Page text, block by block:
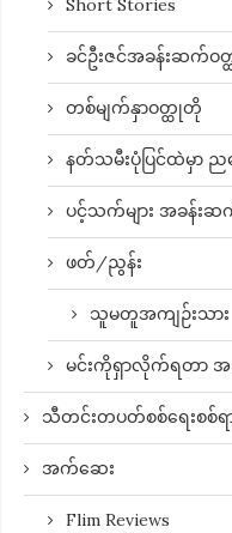
Short Stories
ခင်ဦးဇင်အခန်းဆက်ဝ
တစ်မျက်နှာဝတ္ထုတို
နတ်သမီးပုံပြင်ထဲမှာ
ပင့်သက်များ အခန်း
ဖတ်/ညွန်း
သူမတူအကျဉ်းသား
မင်းကိုရှာလိုက်ရတာ
သီတင်းတပတ်စစ်ရေးစစ်ရ
အက်ဆေး
Flim Reviews